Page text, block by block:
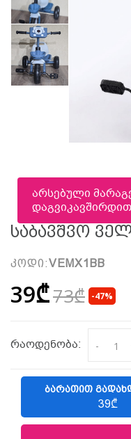
არსებული
დაგვიკავშირდით
Საბავშვო
კოდი:VEMX1BB
39₾73₾ -47%
რაოდენობა: -
ᲑᲐᲠᲐᲗᲘᲗ
39₾